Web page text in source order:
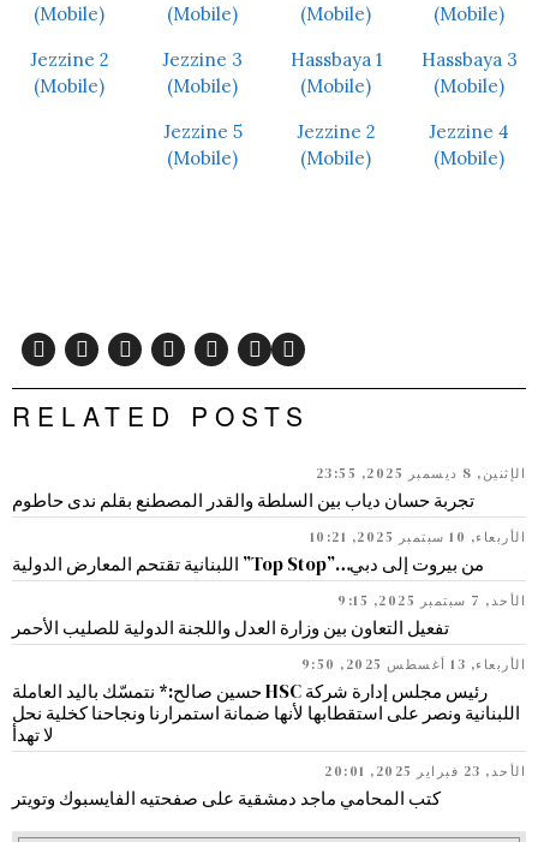
(Mobile)
(Mobile)
(Mobile)
(Mobile)
Hassbaya 3
(Mobile)
Hassbaya 1
(Mobile)
Jezzine 3
(Mobile)
Jezzine 2
(Mobile)
Jezzine 4
(Mobile)
Jezzine 2
(Mobile)
Jezzine 5
(Mobile)
RELATED POSTS
الإثنين, 8 ديسمبر 2025, 23:55
تجربة حسان دياب بين السلطة والقدر المصطنع بقلم ندى حاطوم
الأربعاء, 10 سبتمبر 2025, 10:21
من بيروت إلى دبي…”Top Stop” اللبنانية تقتحم المعارض الدولية
الأحد, 7 سبتمبر 2025, 9:15
تفعيل التعاون بين وزارة العدل واللجنة الدولية للصليب الأحمر
الأربعاء, 13 أغسطس 2025, 9:50
رئيس مجلس إدارة شركة HSC حسين صالح:* نتمسّك باليد العاملة
اللبنانية ونصر على استقطابها لأنها ضمانة استمرارنا ونجاحنا كخلية نحل
لا تهدأ
الأحد, 23 فبراير 2025, 20:01
كتب المحامي ماجد دمشقية على صفحتيه الفايسبوك وتويتر